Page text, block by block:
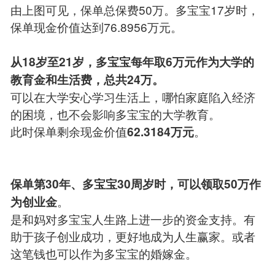
由上图可见，保单总保费50万。多宝宝17岁时，
保单现金价值达到76.8956万元。
从18岁至21岁，多宝宝每年取6万元作为大学的
教育金和生活费，总共24万。
可以在大学安心学习生活上，哪怕家庭陷入经济
的困境，也不会影响多宝宝的大学教育。
此时保单剩余现金价值62.3184万元。
保单第30年、多宝宝30周岁时，可以领取50万作
为创业金。
是和妈对多宝宝人生路上进一步的资金支持。有
助于孩子创业成功，更好地成为人生赢家。或者
这笔钱也可以作为多宝宝的婚嫁金。